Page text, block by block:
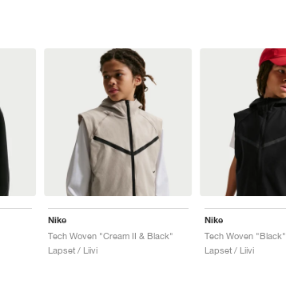
Nike
Tech Woven "Cream II & Black"
Lapset / Liivi
Nike
Tech Woven "Black"
Lapset / Liivi